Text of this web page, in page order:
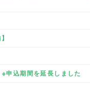
申込期間を延長しました